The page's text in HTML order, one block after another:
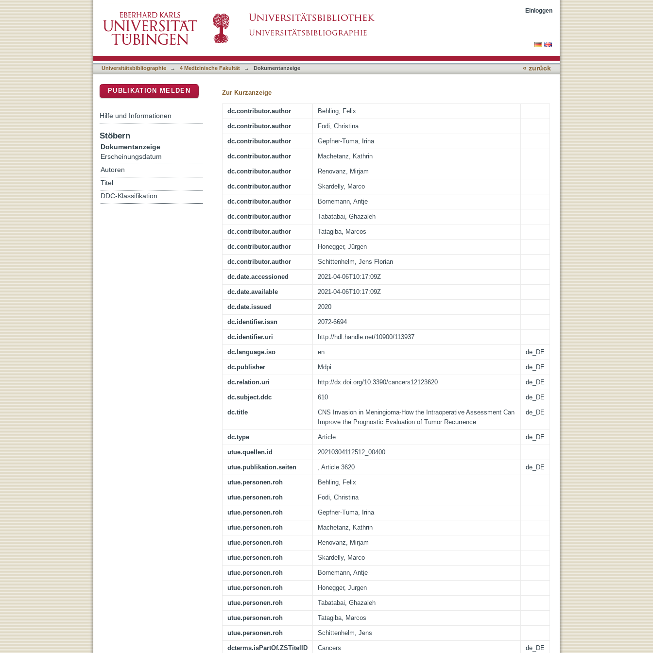
CNS Invasion in Meningioma-How the Intraoperative Assessment Can Improve the Prognostic
Evaluation of Tumor Recurrence
Einloggen
Universitätsbibliographie → 4 Medizinische Fakultät → Dokumentanzeige « zurück
Zur Kurzanzeige
dc.contributor.author Behling, Felix
dc.contributor.author Fodi, Christina
dc.contributor.author Gepfner-Tuma, Irina
dc.contributor.author Machetanz, Kathrin
dc.contributor.author Renovanz, Mirjam
dc.contributor.author Skardelly, Marco
dc.contributor.author Bornemann, Antje
dc.contributor.author Tabatabai, Ghazaleh
dc.contributor.author Tatagiba, Marcos
dc.contributor.author Honegger, Jürgen
dc.contributor.author Schittenhelm, Jens Florian
dc.date.accessioned 2021-04-06T10:17:09Z
dc.date.available 2021-04-06T10:17:09Z
dc.date.issued 2020
dc.identifier.issn 2072-6694
dc.identifier.uri http://hdl.handle.net/10900/113937
dc.language.iso en de_DE
dc.publisher Mdpi de_DE
dc.relation.uri http://dx.doi.org/10.3390/cancers12123620 de_DE
dc.subject.ddc 610 de_DE
dc.title
CNS Invasion in Meningioma-How the Intraoperative Assessment Can
Improve the Prognostic Evaluation of Tumor Recurrence
de_DE
dc.type Article de_DE
utue.quellen.id 20210304112512_00400
utue.publikation.seiten , Article 3620 de_DE
utue.personen.roh Behling, Felix
utue.personen.roh Fodi, Christina
utue.personen.roh Gepfner-Tuma, Irina
utue.personen.roh Machetanz, Kathrin
utue.personen.roh Renovanz, Mirjam
utue.personen.roh Skardelly, Marco
utue.personen.roh Bornemann, Antje
utue.personen.roh Honegger, Jurgen
utue.personen.roh Tabatabai, Ghazaleh
utue.personen.roh Tatagiba, Marcos
utue.personen.roh Schittenhelm, Jens
dcterms.isPartOf.ZSTitelID Cancers de_DE
PUBLIKATION MELDEN
Hilfe und Informationen
Stöbern
Dokumentanzeige
Erscheinungsdatum
Autoren
Titel
DDC-Klassifikation